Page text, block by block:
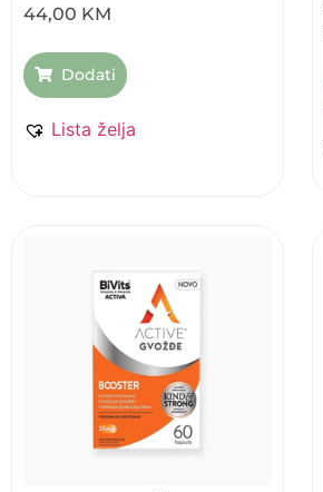
44,00 KM
Dodati
Lista želja